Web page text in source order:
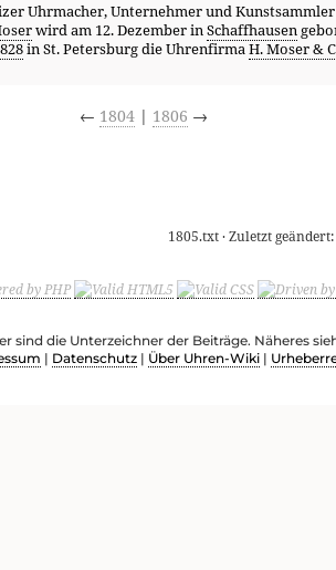
Uhrmacher, Unternehmer und Kunstsammler
wird am 12. Dezember inSchaffhausen
in St. Petersburg die UhrenfirmaH. Moser &
← 1804 | 1806 →
1805.txt· Zuletzt geändert:
die Unterzeichner der Beiträge. Näheres
| Datenschutz | Über Uhren-Wiki |